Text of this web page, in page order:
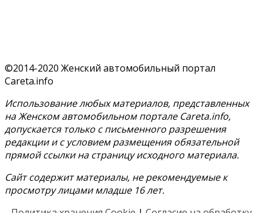
©2014-2020 Женский автомобильный портал
Careta.info
Использование любых материалов, представленных
на Женском автомобильном портале Careta.info,
допускается только с письменного разрешения
редакции и с условием размещения обязательной
прямой ссылки на страницу исходного материала.
Сайт содержит материалы, не рекомендуемые к
просмотру лицами младше 16 лет.